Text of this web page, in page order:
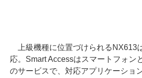
上級機種に位置づけられるNX613
応。Smart Accessはスマートフォン
のサービスで、対応アプリケーショ